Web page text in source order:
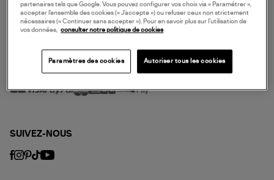
SERVICE CLIENT
MODE DE PAIEMENT
SUIVEZ-NOUS
partenaires tels que Google. Vous pouvez configurer vos choix via « Paramétrer »,
accepter l’ensemble des cookies (« J’accepte ») ou refuser ceux non strictement
nécessaires (« Continuer sans accepter »). Pour en savoir plus sur l’utilisation de
vos données,
consulter notre politique de cookies
Paramètres des cookies Autoriser tous les cookies